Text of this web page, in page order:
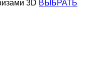
3D ВЫБРАТЬ